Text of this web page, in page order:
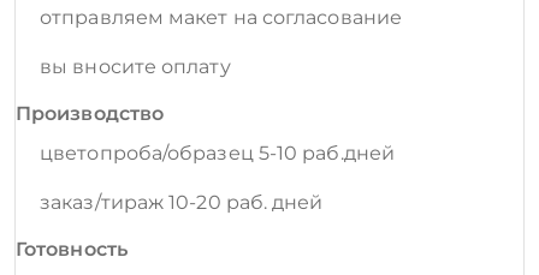
отправляем макет на согласование
вы вносите оплату
Производство
цветопроба/образец 5-10 раб.дней
заказ/тираж 10-20 раб. дней
Готовность